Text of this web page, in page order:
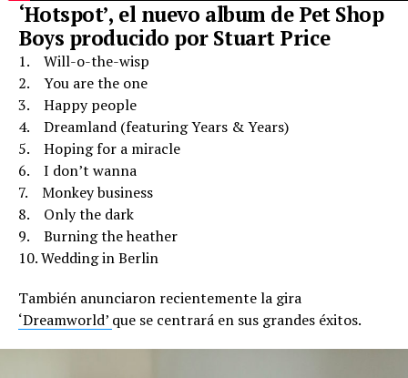
‘Hotspot’, el nuevo album de Pet Shop
Boys producido por Stuart Price
1. Will-o-the-wisp
2. You are the one
3. Happy people
4. Dreamland (featuring Years & Years)
5. Hoping for a miracle
6. I don’t wanna
7. Monkey business
8. Only the dark
9. Burning the heather
10. Wedding in Berlin
También anunciaron recientemente la gira
‘Dreamworld’ que se centrará en sus grandes éxitos.